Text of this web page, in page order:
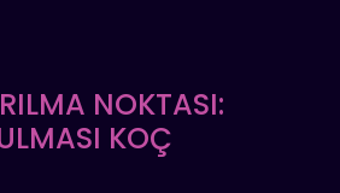
NOKTASI:
KOÇ